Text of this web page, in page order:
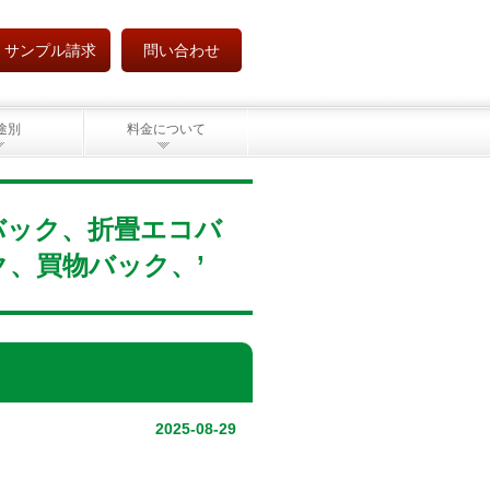
サンプル請求 問い合わせ
別 料金について
ク、折畳エコバ
買物バック、’
2025-08-29